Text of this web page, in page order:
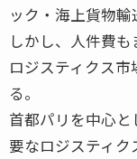
ック・海上貨物輸
しかし、人件費も
ロジスティクス
る。
首都パリを中心
要なロジスティ